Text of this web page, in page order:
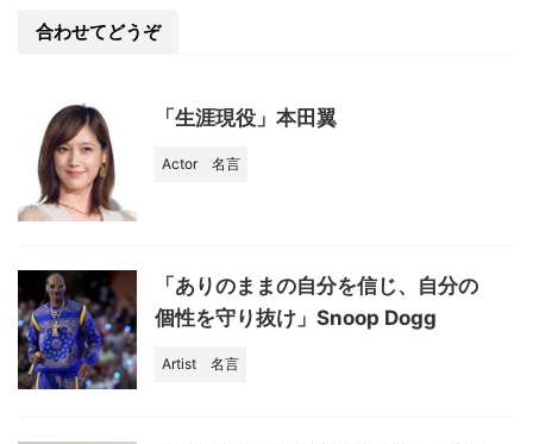
o
k
合わせてどうぞ
「生涯現役」本田翼
Actor 名言
「ありのままの自分を信じ、自分の
個性を守り抜け」Snoop Dogg
Artist 名言